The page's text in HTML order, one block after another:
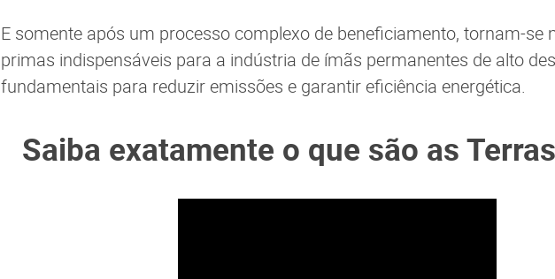
E somente após um processo complexo de beneficiamento, tornam-se
primas indispensáveis para a indústria de ímãs permanentes de alto
fundamentais para reduzir emissões e garantir eficiência energética.
Saiba exatamente o que são as